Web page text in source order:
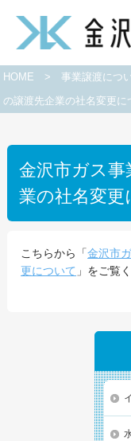
HOME > 事業譲渡につ
の譲渡先企業の社名変更に
金沢市ガス事
業の社名変更
こちらから「金沢市
更について 」をご覧